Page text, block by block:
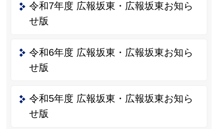
令和7年度 広報坂東・広報坂東お知ら
せ版
令和6年度 広報坂東・広報坂東お知ら
せ版
令和5年度 広報坂東・広報坂東お知ら
せ版